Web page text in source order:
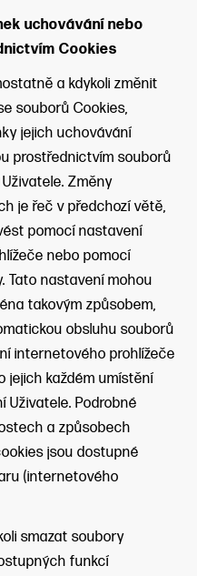
uchovávání nebo
Cookies
a kdykoli změnit
souborů Cookies,
jejich uchovávání
prostřednictvím souborů
Změny
je řeč v předchozí větě,
pomocí nastavení
nebo pomocí
Tato nastavení mohou
takovým způsobem,
obsluhu souborů
internetového prohlížeče
jejich každém umístění
Uživatele. Podrobné
a způsobech
jsou dostupné
(internetového
smazat soubory
funkcí